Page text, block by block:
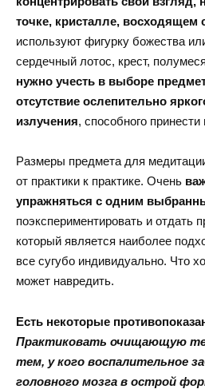
точке, кристалле, восходящем
используют фигурку божества
сердечный лотос, крест,
нужно учесть в выборе
отсутствие ослепительно
излучения, способного
Размеры предмета для
от практики к практике. Очень
упражняться с одним
поэкспериментировать и отдать
который является наиболее
все сугубо индивидуально. Что
может навредить.
Есть некоторые
Практиковать очищающую
тем, у кого воспалительное
головного мозга в острой